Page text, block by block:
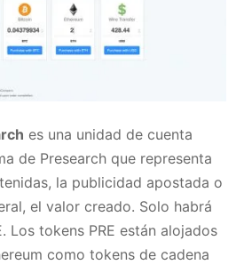
es una unidad de cuenta
de Presearch que representa
la publicidad apostada o
el valor creado. Solo habrá
Los tokens PRE están alojados
como tokens de cadena